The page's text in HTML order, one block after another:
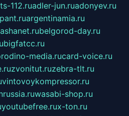
112.ruadler-jun.ruadonyev.ru
argentinamia.ru
ashanet.rubelgorod-day.ru
bigfatcc.ru
media.rucard-voice.ru
zvonitut.ruzebra-tlt.ru
vintovoykompressor.ru
wasabi-shop.ru
youtubefree.rux-ton.ru